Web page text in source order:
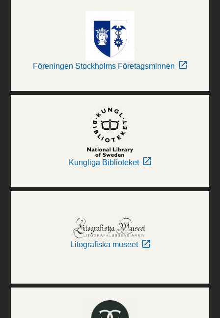
Föreningen Stockholms Företagsminnen
Kungliga Biblioteket
Litografiska museet